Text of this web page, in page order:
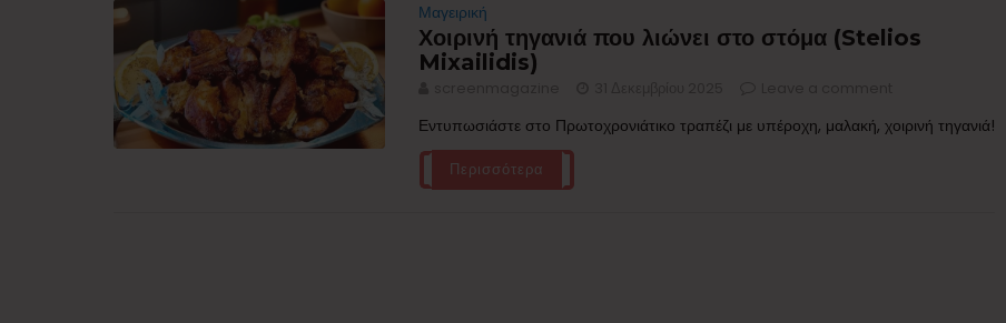
Μαγειρική
Χοιρινή τηγανιά που λιώνει στο στόμα (Stelios
Mixailidis)
Εντυπωσιάστε στο Πρωτοχρονιάτικο τραπέζι με υπέροχη, μαλακή, χοιρινή τηγανιά!
Περισσότερα